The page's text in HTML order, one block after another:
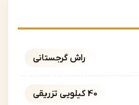
راش گرجستانی